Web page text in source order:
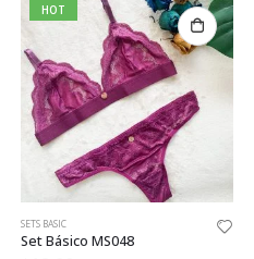
HOT
SETS BASIC
Set Básico MS048